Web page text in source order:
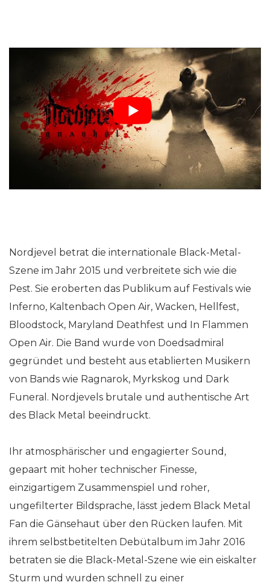
Nordjevel betrat die internationale Black-Metal-
Szene im Jahr 2015 und verbreitete sich wie die
Pest. Sie eroberten das Publikum auf Festivals wie
Inferno, Kaltenbach Open Air, Wacken, Hellfest,
Bloodstock, Maryland Deathfest und In Flammen
Open Air. Die Band wurde von Doedsadmiral
gegründet und besteht aus etablierten Musikern
von Bands wie Ragnarok, Myrkskog und Dark
Funeral. Nordjevels brutale und authentische Art
des Black Metal beeindruckt.
Ihr atmosphärischer und engagierter Sound,
gepaart mit hoher technischer Finesse,
einzigartigem Zusammenspiel und roher,
ungefilterter Bildsprache, lässt jedem Black Metal
Fan die Gänsehaut über den Rücken laufen. Mit
ihrem selbstbetitelten Debütalbum im Jahr 2016
betraten sie die Black-Metal-Szene wie ein eiskalter
Sturm und wurden schnell zu einer